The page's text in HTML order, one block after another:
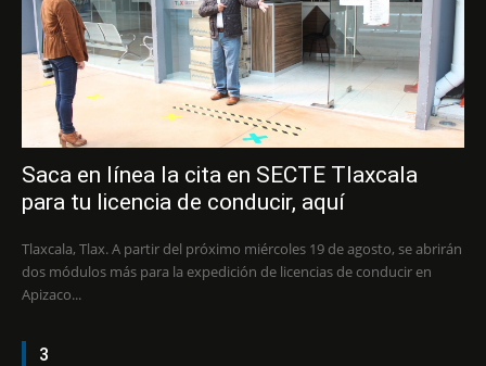
Saca en línea la cita en SECTE Tlaxcala
para tu licencia de conducir, aquí
Tlaxcala, Tlax. A partir del próximo miércoles 19 de agosto, se abrirán
dos módulos más para la expedición de licencias de conducir en
Apizaco...
3